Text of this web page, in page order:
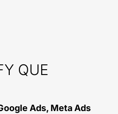
QUE
Ads, Meta Ads